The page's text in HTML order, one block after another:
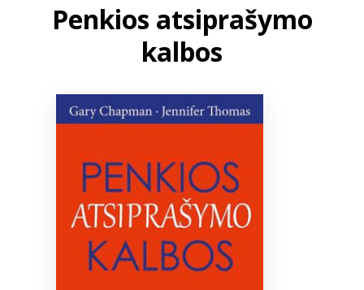
ELVIS atvyksta
Bibliotekoms
Penkios atsiprašymo
kalbos